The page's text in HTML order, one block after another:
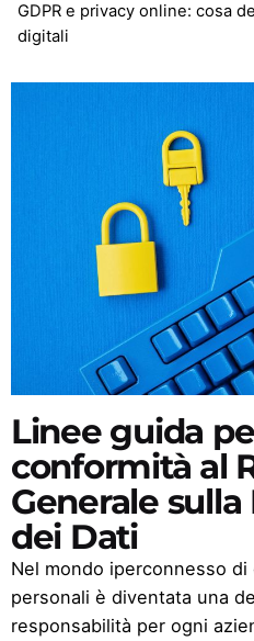
GDPR e privacy online: cosa
digitali
Linee guida
conformità al
Generale
dei Dati
Nel mondo iperconnesso
personali è diventata una
responsabilità per ogni